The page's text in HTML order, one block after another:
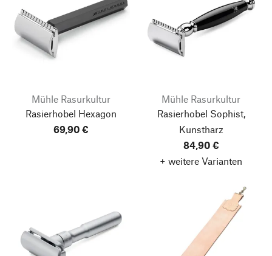
Mühle Rasurkultur
Rasierhobel Hexagon
69,90 €
Mühle Rasurkultur
Rasierhobel Sophist,
Kunstharz
84,90 €
+ weitere Varianten